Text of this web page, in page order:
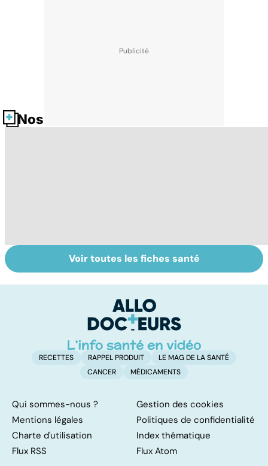
Nos fiches santé
Gynéco : un suivi
pour la vie
Le magnésium,
un oligo-élément
Voir toutes les fiches santé
RECETTES RAPPEL PRODUIT
LE MAG DE LA SANTÉ
CANCER
MÉDICAMENTS
Qui sommes-nous ?
Gestion des cookies
Mentions légales
Politiques de confidentialité
Charte d'utilisation
Index thématique
Flux RSS
Flux Atom